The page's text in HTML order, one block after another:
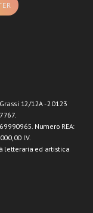
12/12A - 20123
Numero REA:
I.V.
letteraria ed artistica